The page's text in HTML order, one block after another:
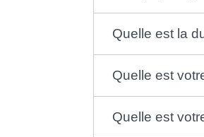
Quelle est la
Quelle est
Quelle est